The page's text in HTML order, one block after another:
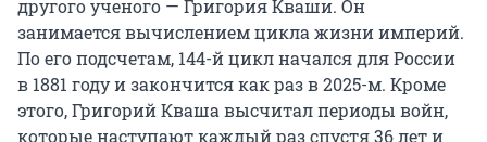
другого ученого — Григория Кваши. Он
занимается вычислением цикла жизни империй.
По его подсчетам, 144-й цикл начался для России
в 1881 году и закончится как раз в 2025-м. Кроме
этого, Григорий Кваша высчитал периоды войн,
которые наступают каждый раз спустя 36 лет и